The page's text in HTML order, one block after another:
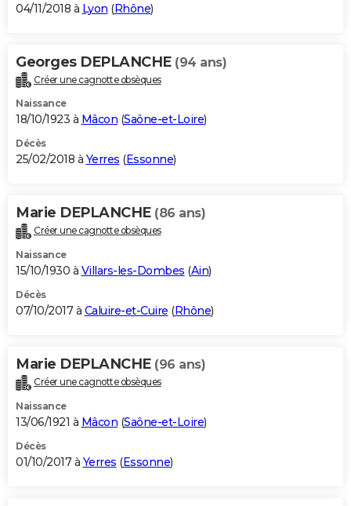
04/11/2018 à Lyon (Rhône)
Georges DEPLANCHE (94 ans)
Créer une cagnotte obsèques
Naissance
18/10/1923 à Mâcon (Saône-et-Loire)
Décès
25/02/2018 à Yerres (Essonne)
Marie DEPLANCHE (86 ans)
Créer une cagnotte obsèques
Naissance
15/10/1930 à Villars-les-Dombes (Ain)
Décès
07/10/2017 à Caluire-et-Cuire (Rhône)
Marie DEPLANCHE (96 ans)
Créer une cagnotte obsèques
Naissance
13/06/1921 à Mâcon (Saône-et-Loire)
Décès
01/10/2017 à Yerres (Essonne)